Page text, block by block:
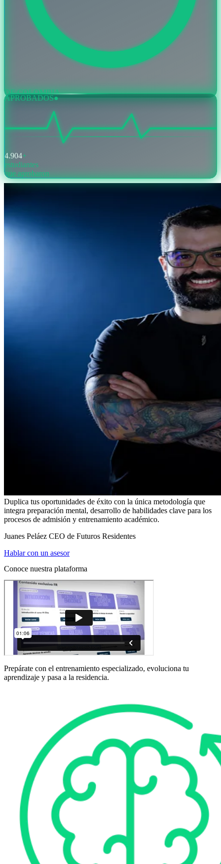
DE COLOMBIA
APROBADOS●
4.904+
estudiantes
que aprobaron
Duplica tus oportunidades de éxito con la única metodología que
integra preparación mental, desarrollo de habilidades clave para los
procesos de admisión y entrenamiento académico.
Juanes Peláez CEO de Futuros Residentes
Hablar con un asesor
Conoce nuestra plataforma
Prepárate con el entrenamiento especializado, evoluciona tu
aprendizaje y pasa a la residencia.